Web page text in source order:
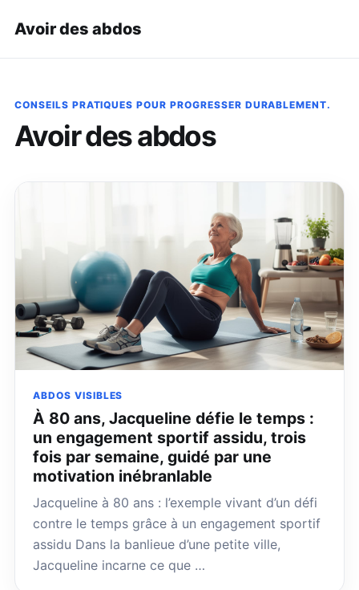
Avoir des abdos
CONSEILS PRATIQUES POUR PROGRESSER DURABLEMENT.
Avoir des abdos
ABDOS VISIBLES
À 80 ans, Jacqueline défie le temps :
un engagement sportif assidu, trois
fois par semaine, guidé par une
motivation inébranlable
Jacqueline à 80 ans : l’exemple vivant d’un défi
contre le temps grâce à un engagement sportif
assidu Dans la banlieue d’une petite ville,
Jacqueline incarne ce que …